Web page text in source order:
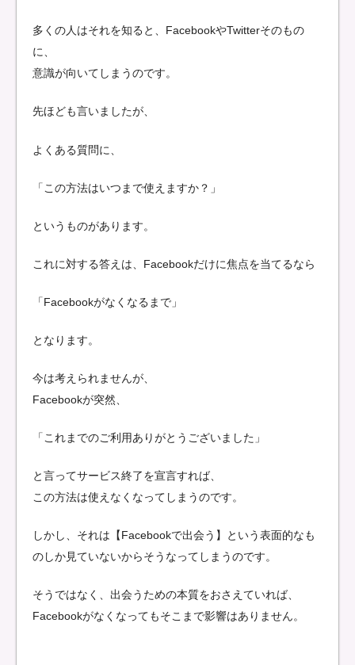
多くの人はそれを知ると、FacebookやTwitterそのもの
に、
意識が向いてしまうのです。
先ほども言いましたが、
よくある質問に、
「この方法はいつまで使えますか？」
というものがあります。
これに対する答えは、Facebookだけに焦点を当てるなら
「Facebookがなくなるまで」
となります。
今は考えられませんが、
Facebookが突然、
「これまでのご利用ありがとうございました」
と言ってサービス終了を宣言すれば、
この方法は使えなくなってしまうのです。
しかし、それは【Facebookで出会う】という表面的なも
のしか見ていないからそうなってしまうのです。
そうではなく、出会うための本質をおさえていれば、
Facebookがなくなってもそこまで影響はありません。